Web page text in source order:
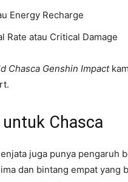
Energy Recharge
Rate atau Critical Damage
Chasca Genshin Impact
Chasca
juga punya pengaruh
dan bintang empat yang